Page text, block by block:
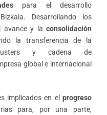
para el desarrollo
Desarrollando los
avance y la consolidación
la transferencia de la
y cadena de
global e internacional
implicados en el progreso
para, por una parte,